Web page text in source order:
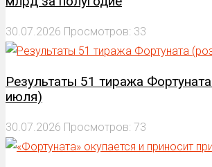
30.07.2026 Просмотров: 33
Результаты 51 тиража
июля)
30.07.2026 Просмотров: 73